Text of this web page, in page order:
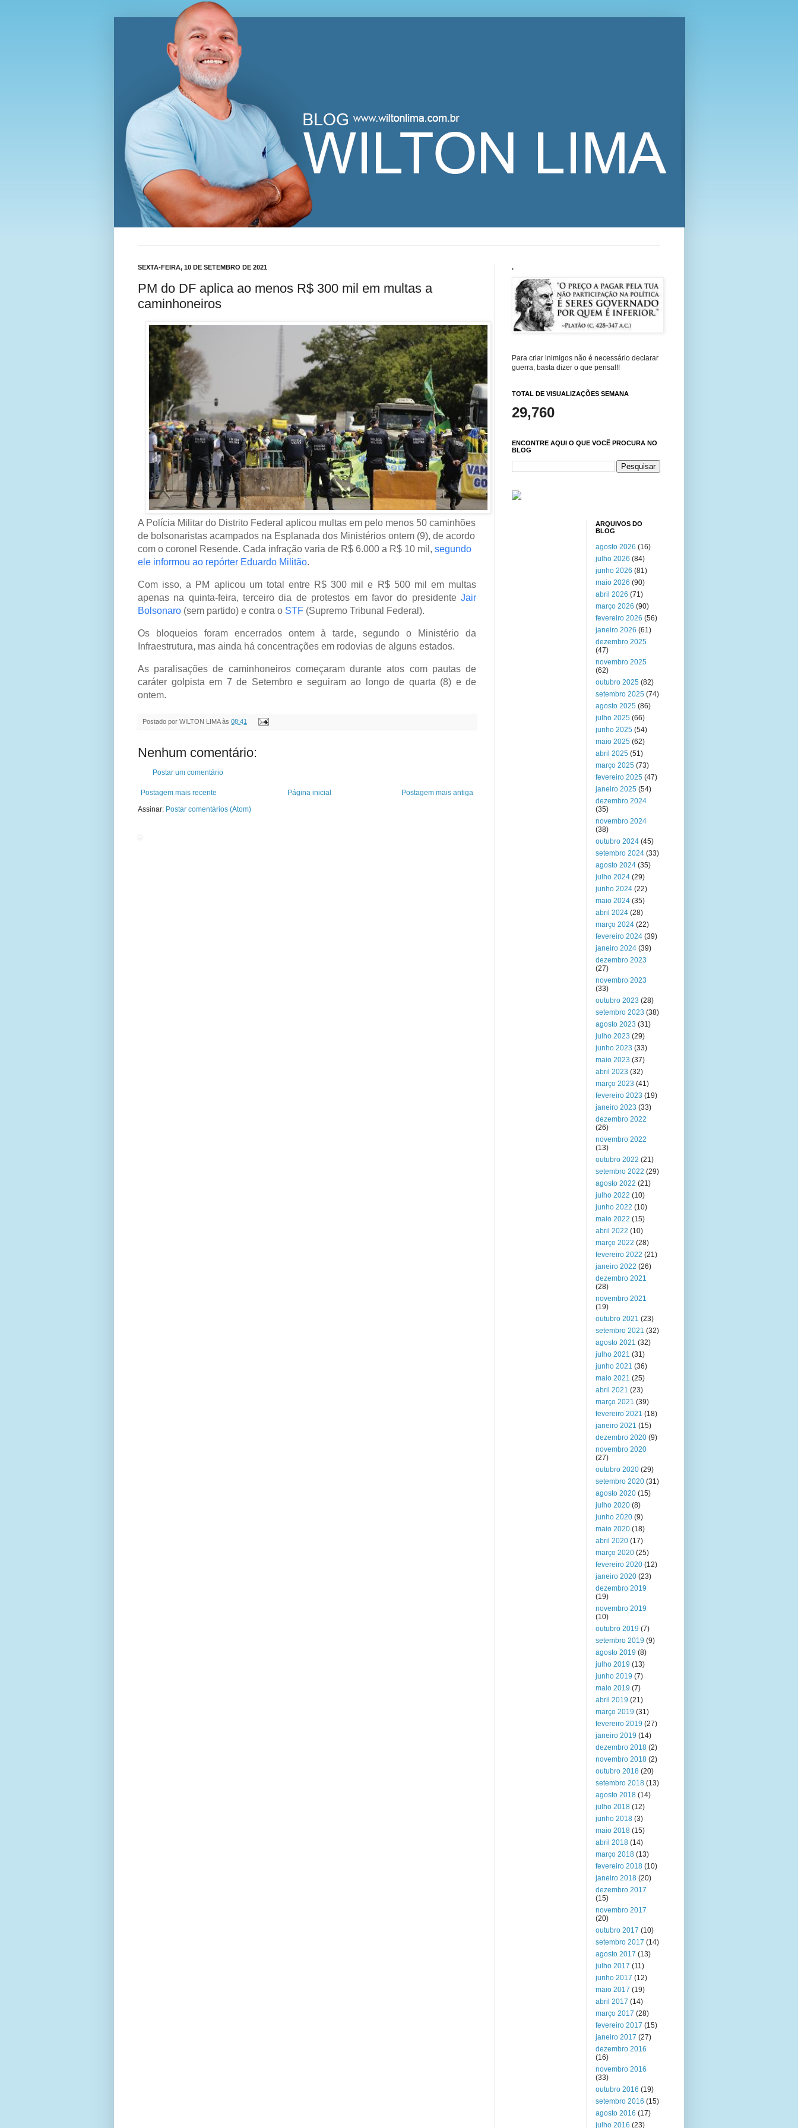
Blog Wilton Lima
SEXTA-FEIRA, 10 DE SETEMBRO DE 2021
PM do DF aplica ao menos R$ 300 mil em multas a
caminhoneiros
A Polícia Militar do Distrito Federal aplicou multas em pelo menos 50 caminhões
de bolsonaristas acampados na Esplanada dos Ministérios ontem (9), de acordo
com o coronel Resende. Cada infração varia de R$ 6.000 a R$ 10 mil, segundo
ele informou ao repórter Eduardo Militão.
Com isso, a PM aplicou um total entre R$ 300 mil e R$ 500 mil em multas
apenas na quinta-feira, terceiro dia de protestos em favor do presidente Jair
Bolsonaro (sem partido) e contra o STF (Supremo Tribunal Federal).
Os bloqueios foram encerrados ontem à tarde, segundo o Ministério da
Infraestrutura, mas ainda há concentrações em rodovias de alguns estados.
As paralisações de caminhoneiros começaram durante atos com pautas de
caráter golpista em 7 de Setembro e seguiram ao longo de quarta (8) e de
ontem.
Postado por WILTON LIMA às 08:41
Nenhum comentário:
Postar um comentário
Postagem mais recente Postagem mais antiga
Página inicial
Assinar: Postar comentários (Atom)
.
Para criar inimigos não é necessário declarar
guerra, basta dizer o que pensa!!!
TOTAL DE VISUALIZAÇÕES SEMANA
29,760
ENCONTRE AQUI O QUE VOCÊ PROCURA NO
BLOG
ARQUIVOS DO
BLOG
agosto 2026 (16)
julho 2026 (84)
junho 2026 (81)
maio 2026 (90)
abril 2026 (71)
março 2026 (90)
fevereiro 2026 (56)
janeiro 2026 (61)
dezembro 2025
(47)
novembro 2025
(62)
outubro 2025 (82)
setembro 2025 (74)
agosto 2025 (86)
julho 2025 (66)
junho 2025 (54)
maio 2025 (62)
abril 2025 (51)
março 2025 (73)
fevereiro 2025 (47)
janeiro 2025 (54)
dezembro 2024
(35)
novembro 2024
(38)
outubro 2024 (45)
setembro 2024 (33)
agosto 2024 (35)
julho 2024 (29)
junho 2024 (22)
maio 2024 (35)
abril 2024 (28)
março 2024 (22)
fevereiro 2024 (39)
janeiro 2024 (39)
dezembro 2023
(27)
novembro 2023
(33)
outubro 2023 (28)
setembro 2023 (38)
agosto 2023 (31)
julho 2023 (29)
junho 2023 (33)
maio 2023 (37)
abril 2023 (32)
março 2023 (41)
fevereiro 2023 (19)
janeiro 2023 (33)
dezembro 2022
(26)
novembro 2022
(13)
outubro 2022 (21)
setembro 2022 (29)
agosto 2022 (21)
julho 2022 (10)
junho 2022 (10)
maio 2022 (15)
abril 2022 (10)
março 2022 (28)
fevereiro 2022 (21)
janeiro 2022 (26)
dezembro 2021
(28)
novembro 2021
(19)
outubro 2021 (23)
setembro 2021 (32)
agosto 2021 (32)
julho 2021 (31)
junho 2021 (36)
maio 2021 (25)
abril 2021 (23)
março 2021 (39)
fevereiro 2021 (18)
janeiro 2021 (15)
dezembro 2020 (9)
novembro 2020
(27)
outubro 2020 (29)
setembro 2020 (31)
agosto 2020 (15)
julho 2020 (8)
junho 2020 (9)
maio 2020 (18)
abril 2020 (17)
março 2020 (25)
fevereiro 2020 (12)
janeiro 2020 (23)
dezembro 2019
(19)
novembro 2019
(10)
outubro 2019 (7)
setembro 2019 (9)
agosto 2019 (8)
julho 2019 (13)
junho 2019 (7)
maio 2019 (7)
abril 2019 (21)
março 2019 (31)
fevereiro 2019 (27)
janeiro 2019 (14)
dezembro 2018 (2)
novembro 2018 (2)
outubro 2018 (20)
setembro 2018 (13)
agosto 2018 (14)
julho 2018 (12)
junho 2018 (3)
maio 2018 (15)
abril 2018 (14)
março 2018 (13)
fevereiro 2018 (10)
janeiro 2018 (20)
dezembro 2017
(15)
novembro 2017
(20)
outubro 2017 (10)
setembro 2017 (14)
agosto 2017 (13)
julho 2017 (11)
junho 2017 (12)
maio 2017 (19)
abril 2017 (14)
março 2017 (28)
fevereiro 2017 (15)
janeiro 2017 (27)
dezembro 2016
(16)
novembro 2016
(33)
outubro 2016 (19)
setembro 2016 (15)
agosto 2016 (17)
julho 2016 (23)